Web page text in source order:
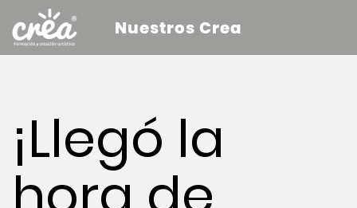
Nuestros Crea
¡Llegó la